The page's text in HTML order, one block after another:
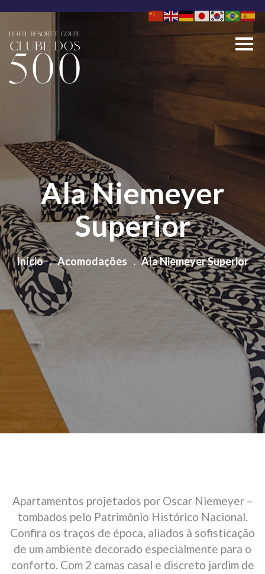
Pular
o
conteúdo
Ala Niemeyer
Superior
Início . Acomodações . Ala Niemeyer Superior
Apartamentos projetados por Oscar Niemeyer –
tombados pelo Patrimônio Histórico Nacional.
Confira os traços de época, aliados à sofisticação
de um ambiente decorado especialmente para o
conforto. Com 2 camas casal e discreto jardim de